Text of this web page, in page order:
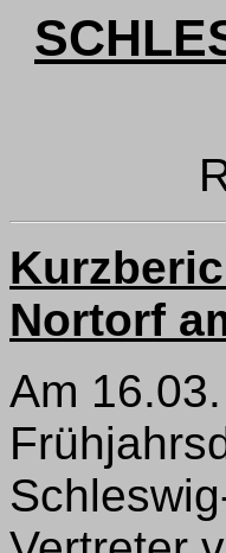
Nortorf
Am